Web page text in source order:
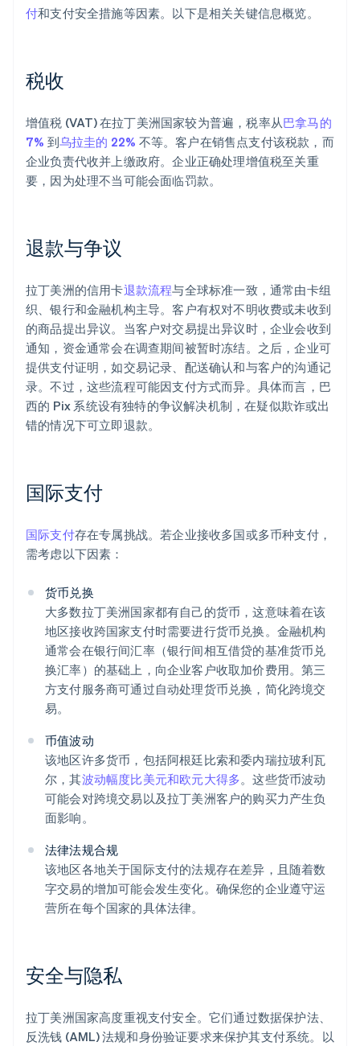
付和支付安全措施等因素。以下是相关关键信息概览。
税收
增值税 (VAT) 在拉丁美洲国家较为普遍，税率从巴拿马的
7% 到乌拉圭的 22% 不等。客户在销售点支付该税款，而
企业负责代收并上缴政府。企业正确处理增值税至关重
要，因为处理不当可能会面临罚款。
退款与争议
拉丁美洲的信用卡退款流程与全球标准一致，通常由卡组
织、银行和金融机构主导。客户有权对不明收费或未收到
的商品提出异议。当客户对交易提出异议时，企业会收到
通知，资金通常会在调查期间被暂时冻结。之后，企业可
提供支付证明，如交易记录、配送确认和与客户的沟通记
录。不过，这些流程可能因支付方式而异。具体而言，巴
西的 Pix 系统设有独特的争议解决机制，在疑似欺诈或出
错的情况下可立即退款。
国际支付
国际支付存在专属挑战。若企业接收多国或多币种支付，
需考虑以下因素：
货币兑换
大多数拉丁美洲国家都有自己的货币，这意味着在该
地区接收跨国家支付时需要进行货币兑换。金融机构
通常会在银行间汇率（银行间相互借贷的基准货币兑
换汇率）的基础上，向企业客户收取加价费用。第三
方支付服务商可通过自动处理货币兑换，简化跨境交
易。
币值波动
该地区许多货币，包括阿根廷比索和委内瑞拉玻利瓦
尔，其波动幅度比美元和欧元大得多。这些货币波动
可能会对跨境交易以及拉丁美洲客户的购买力产生负
面影响。
法律法规合规
该地区各地关于国际支付的法规存在差异，且随着数
字交易的增加可能会发生变化。确保您的企业遵守运
营所在每个国家的具体法律。
安全与隐私
拉丁美洲国家高度重视支付安全。它们通过数据保护法、
反洗钱 (AML) 法规和身份验证要求来保护其支付系统。以